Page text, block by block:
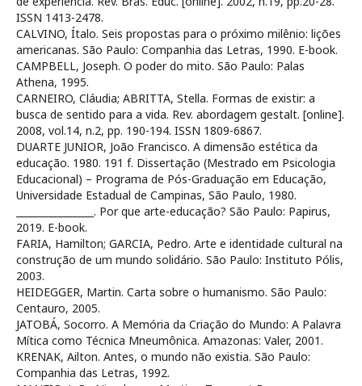
ISSN 1413-2478.
CALVINO, Ítalo. Seis propostas para o próximo milênio: lições
americanas. São Paulo: Companhia das Letras, 1990. E-book.
CAMPBELL, Joseph. O poder do mito. São Paulo: Palas
Athena, 1995.
CARNEIRO, Cláudia; ABRITTA, Stella. Formas de existir: a
busca de sentido para a vida. Rev. abordagem gestalt. [online].
2008, vol.14, n.2, pp. 190-194. ISSN 1809-6867.
DUARTE JUNIOR, João Francisco. A dimensão estética da
educação. 1980. 191 f. Dissertação (Mestrado em Psicologia
Educacional) – Programa de Pós-Graduação em Educação,
Universidade Estadual de Campinas, São Paulo, 1980.
________________. Por que arte-educação? São Paulo: Papirus,
2019. E-book.
FARIA, Hamilton; GARCIA, Pedro. Arte e identidade cultural na
construção de um mundo solidário. São Paulo: Instituto Pólis,
2003.
HEIDEGGER, Martin. Carta sobre o humanismo. São Paulo:
Centauro, 2005.
JATOBÁ, Socorro. A Memória da Criação do Mundo: A Palavra
Mítica como Técnica Mneumônica. Amazonas: Valer, 2001.
KRENAK, Ailton. Antes, o mundo não existia. São Paulo:
Companhia das Letras, 1992.